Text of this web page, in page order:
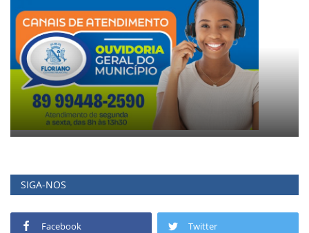
SIGA-NOS
Facebook Twitter